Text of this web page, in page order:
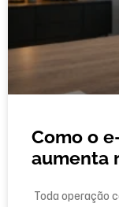
Como o
aumenta
Toda operação